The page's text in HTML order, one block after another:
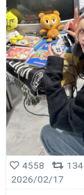
4558
134
2026/02/17